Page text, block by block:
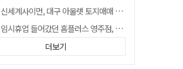
신세계사이먼, 대구 아울렛 토지매매 계약 체결… 사업 본궤도
임시휴업 들어갔던 홈플러스 영주점, 7일 영업 재개…지하 1층만 운영
SK하이닉스, 주당 375원 분기 배당 공시…"3분기 중 주주환원 방안 확정"
더보기